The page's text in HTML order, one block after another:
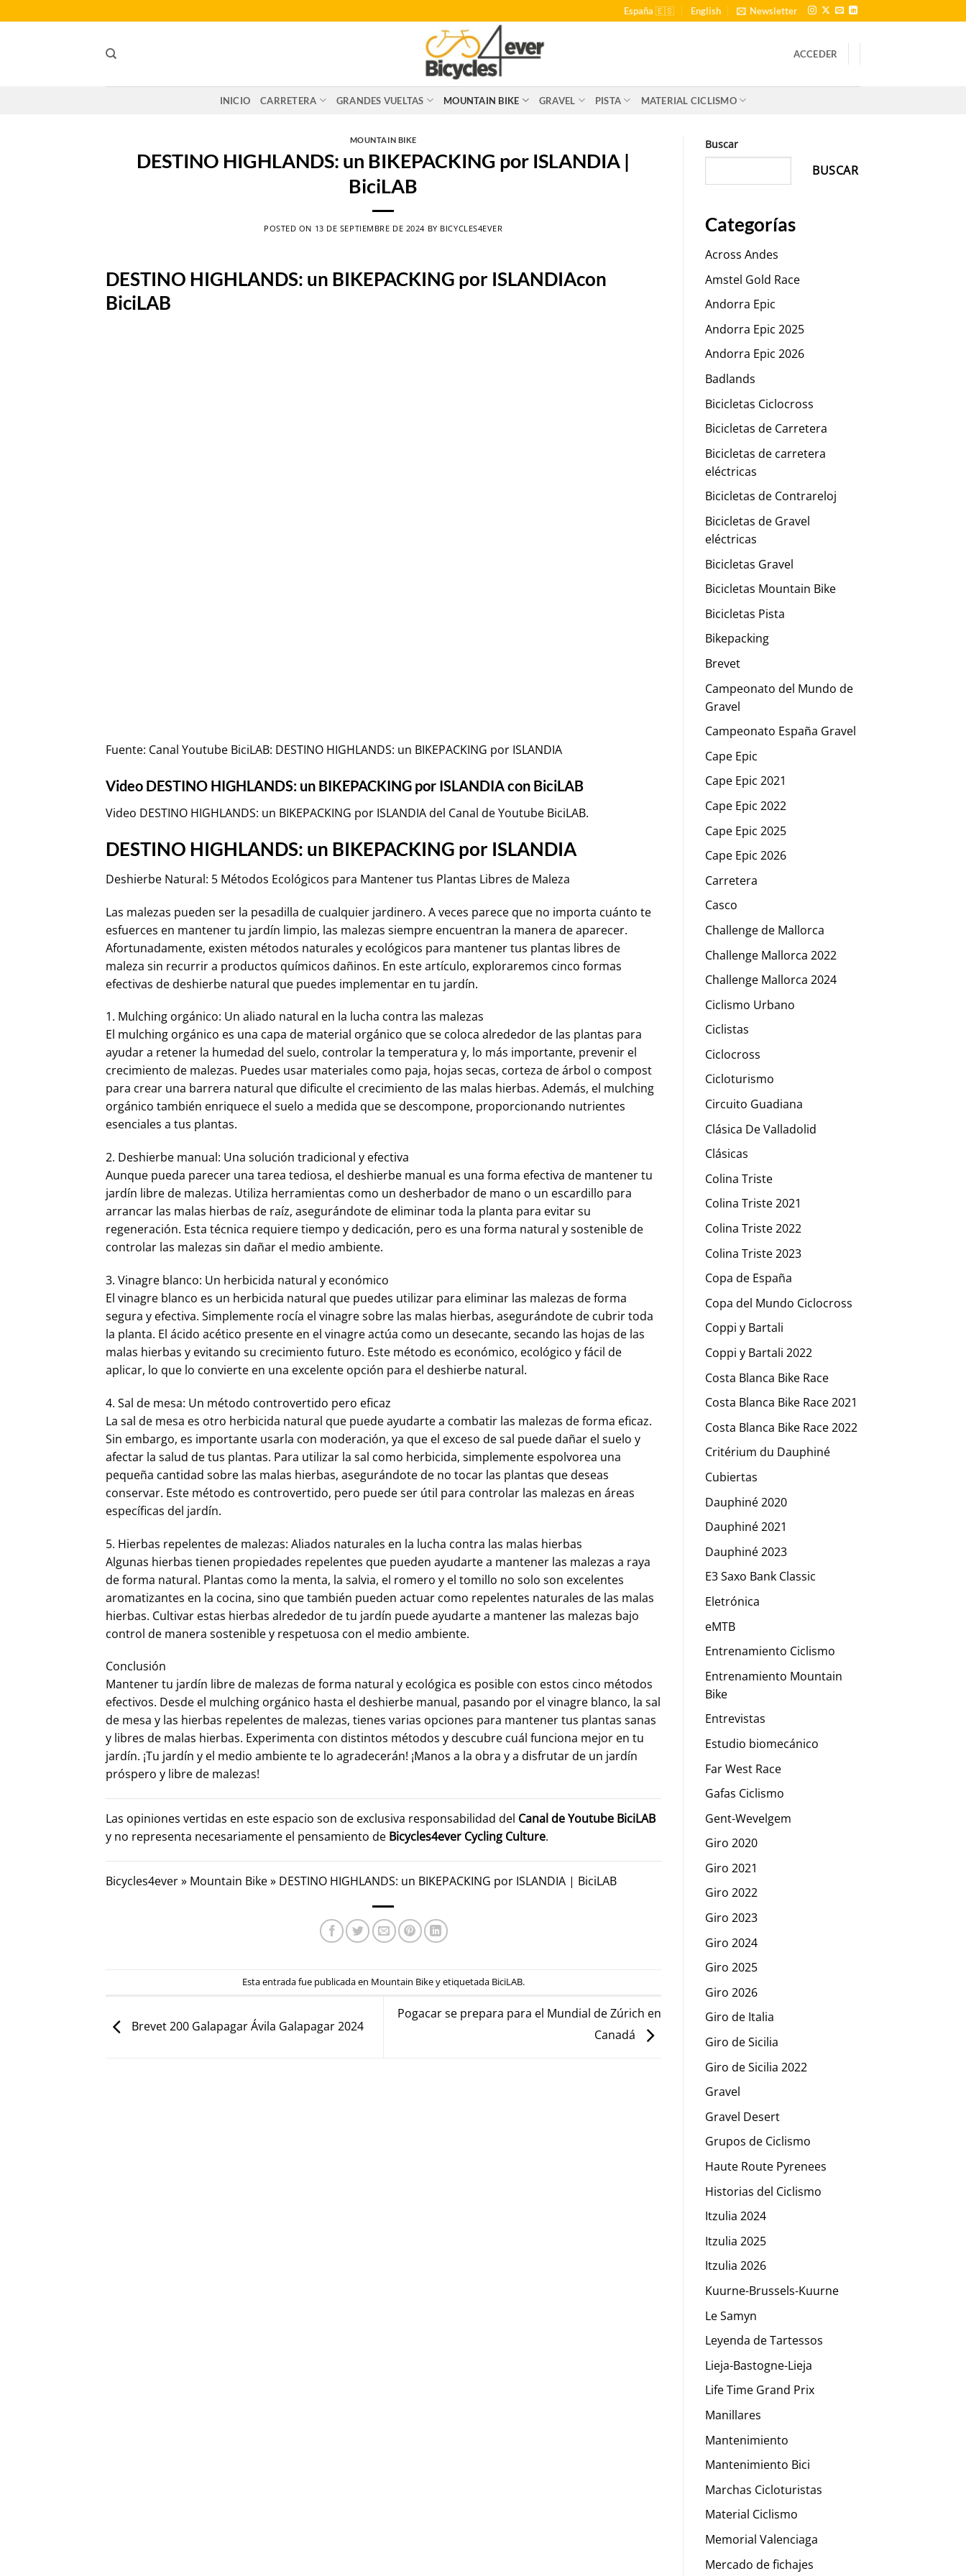
al
España 🇪🇸 English Newsletter
ACCEDER
INICIO CARRETERA GRANDES VUELTAS MOUNTAIN BIKE GRAVEL PISTA MATERIAL CICLISMO
MOUNTAIN BIKE
DESTINO HIGHLANDS: un BIKEPACKING por ISLANDIA |
BiciLAB
POSTED ON 13 DE SEPTIEMBRE DE 2024 BY BICYCLES4EVER
DESTINO HIGHLANDS: un BIKEPACKING por ISLANDIAcon
BiciLAB
Fuente: Canal Youtube BiciLAB: DESTINO HIGHLANDS: un BIKEPACKING por ISLANDIA
Video DESTINO HIGHLANDS: un BIKEPACKING por ISLANDIA con BiciLAB
Video DESTINO HIGHLANDS: un BIKEPACKING por ISLANDIA del Canal de Youtube BiciLAB.
DESTINO HIGHLANDS: un BIKEPACKING por ISLANDIA
Deshierbe Natural: 5 Métodos Ecológicos para Mantener tus Plantas Libres de Maleza
Las malezas pueden ser la pesadilla de cualquier jardinero. A veces parece que no importa cuánto te
esfuerces en mantener tu jardín limpio, las malezas siempre encuentran la manera de aparecer.
Afortunadamente, existen métodos naturales y ecológicos para mantener tus plantas libres de
maleza sin recurrir a productos químicos dañinos. En este artículo, exploraremos cinco formas
efectivas de deshierbe natural que puedes implementar en tu jardín.
1. Mulching orgánico: Un aliado natural en la lucha contra las malezas
El mulching orgánico es una capa de material orgánico que se coloca alrededor de las plantas para
ayudar a retener la humedad del suelo, controlar la temperatura y, lo más importante, prevenir el
crecimiento de malezas. Puedes usar materiales como paja, hojas secas, corteza de árbol o compost
para crear una barrera natural que dificulte el crecimiento de las malas hierbas. Además, el mulching
orgánico también enriquece el suelo a medida que se descompone, proporcionando nutrientes
esenciales a tus plantas.
2. Deshierbe manual: Una solución tradicional y efectiva
Aunque pueda parecer una tarea tediosa, el deshierbe manual es una forma efectiva de mantener tu
jardín libre de malezas. Utiliza herramientas como un desherbador de mano o un escardillo para
arrancar las malas hierbas de raíz, asegurándote de eliminar toda la planta para evitar su
regeneración. Esta técnica requiere tiempo y dedicación, pero es una forma natural y sostenible de
controlar las malezas sin dañar el medio ambiente.
3. Vinagre blanco: Un herbicida natural y económico
El vinagre blanco es un herbicida natural que puedes utilizar para eliminar las malezas de forma
segura y efectiva. Simplemente rocía el vinagre sobre las malas hierbas, asegurándote de cubrir toda
la planta. El ácido acético presente en el vinagre actúa como un desecante, secando las hojas de las
malas hierbas y evitando su crecimiento futuro. Este método es económico, ecológico y fácil de
aplicar, lo que lo convierte en una excelente opción para el deshierbe natural.
4. Sal de mesa: Un método controvertido pero eficaz
La sal de mesa es otro herbicida natural que puede ayudarte a combatir las malezas de forma eficaz.
Sin embargo, es importante usarla con moderación, ya que el exceso de sal puede dañar el suelo y
afectar la salud de tus plantas. Para utilizar la sal como herbicida, simplemente espolvorea una
pequeña cantidad sobre las malas hierbas, asegurándote de no tocar las plantas que deseas
conservar. Este método es controvertido, pero puede ser útil para controlar las malezas en áreas
específicas del jardín.
5. Hierbas repelentes de malezas: Aliados naturales en la lucha contra las malas hierbas
Algunas hierbas tienen propiedades repelentes que pueden ayudarte a mantener las malezas a raya
de forma natural. Plantas como la menta, la salvia, el romero y el tomillo no solo son excelentes
aromatizantes en la cocina, sino que también pueden actuar como repelentes naturales de las malas
hierbas. Cultivar estas hierbas alrededor de tu jardín puede ayudarte a mantener las malezas bajo
control de manera sostenible y respetuosa con el medio ambiente.
Conclusión
Mantener tu jardín libre de malezas de forma natural y ecológica es posible con estos cinco métodos
efectivos. Desde el mulching orgánico hasta el deshierbe manual, pasando por el vinagre blanco, la sal
de mesa y las hierbas repelentes de malezas, tienes varias opciones para mantener tus plantas sanas
y libres de malas hierbas. Experimenta con distintos métodos y descubre cuál funciona mejor en tu
jardín. ¡Tu jardín y el medio ambiente te lo agradecerán! ¡Manos a la obra y a disfrutar de un jardín
próspero y libre de malezas!
Las opiniones vertidas en este espacio son de exclusiva responsabilidad del Canal de Youtube BiciLAB
y no representa necesariamente el pensamiento de Bicycles4ever Cycling Culture.
Bicycles4ever» Mountain Bike» DESTINO HIGHLANDS: un BIKEPACKING por ISLANDIA | BiciLAB
Esta entrada fue publicada en Mountain Bikey etiquetada BiciLAB.
Brevet 200 Galapagar Ávila Galapagar 2024
Pogacar se prepara para el Mundial de Zúrich en
Canadá
Buscar
BUSCAR
Categorías
Across Andes
Amstel Gold Race
Andorra Epic
Andorra Epic 2025
Andorra Epic 2026
Badlands
Bicicletas Ciclocross
Bicicletas de Carretera
Bicicletas de carretera
eléctricas
Bicicletas de Contrareloj
Bicicletas de Gravel
eléctricas
Bicicletas Gravel
Bicicletas Mountain Bike
Bicicletas Pista
Bikepacking
Brevet
Campeonato del Mundo de
Gravel
Campeonato España Gravel
Cape Epic
Cape Epic 2021
Cape Epic 2022
Cape Epic 2025
Cape Epic 2026
Carretera
Casco
Challenge de Mallorca
Challenge Mallorca 2022
Challenge Mallorca 2024
Ciclismo Urbano
Ciclistas
Ciclocross
Cicloturismo
Circuito Guadiana
Clásica De Valladolid
Clásicas
Colina Triste
Colina Triste 2021
Colina Triste 2022
Colina Triste 2023
Copa de España
Copa del Mundo Ciclocross
Coppi y Bartali
Coppi y Bartali 2022
Costa Blanca Bike Race
Costa Blanca Bike Race 2021
Costa Blanca Bike Race 2022
Critérium du Dauphiné
Cubiertas
Dauphiné 2020
Dauphiné 2021
Dauphiné 2023
E3 Saxo Bank Classic
Eletrónica
eMTB
Entrenamiento Ciclismo
Entrenamiento Mountain
Bike
Entrevistas
Estudio biomecánico
Far West Race
Gafas Ciclismo
Gent-Wevelgem
Giro 2020
Giro 2021
Giro 2022
Giro 2023
Giro 2024
Giro 2025
Giro 2026
Giro de Italia
Giro de Sicilia
Giro de Sicilia 2022
Gravel
Gravel Desert
Grupos de Ciclismo
Haute Route Pyrenees
Historias del Ciclismo
Itzulia 2024
Itzulia 2025
Itzulia 2026
Kuurne-Brussels-Kuurne
Le Samyn
Leyenda de Tartessos
Lieja-Bastogne-Lieja
Life Time Grand Prix
Manillares
Mantenimiento
Mantenimiento Bici
Marchas Cicloturistas
Material Ciclismo
Memorial Valenciaga
Mercado de fichajes